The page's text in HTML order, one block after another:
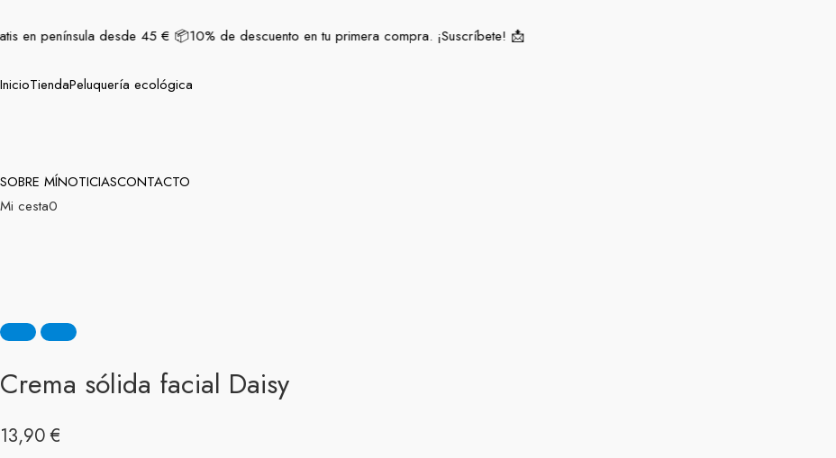
al
en península desde 45 € 📦10% de descuento en tu primera compra. ¡Suscríbete! 📩​
InicioTiendaPeluquería ecológica
SOBRE MÍNOTICIASCONTACTO
Mi cesta0
Crema sólida facial Daisy
13,90€